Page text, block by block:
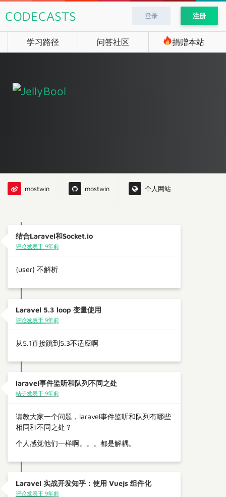
CODECASTS 登录 注册
学习路径 问答社区 捐赠本站
mostwin mostwin 个人网站
结合Laravel和Socket.io
评论发表于 9年前
{user} 不解析
Laravel 5.3 loop 变量使用
评论发表于 9年前
从5.1直接跳到5.3不适应啊
laravel事件监听和队列不同之处
帖子发表于 9年前
请教大家一个问题，laravel事件监听和队列有哪些
相同和不同之处？
个人感觉他们一样啊。。。都是解耦。
Laravel 实战开发知乎：使用 Vuejs 组件化
评论发表于 9年前